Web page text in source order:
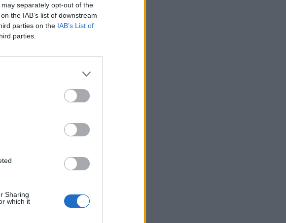
separately opt-out of the
the IAB’s list of downstream
parties on the IAB’s List of
parties.
Sharing
which it
μας πάει σχολείο.
πως βάζουμε όρια στα